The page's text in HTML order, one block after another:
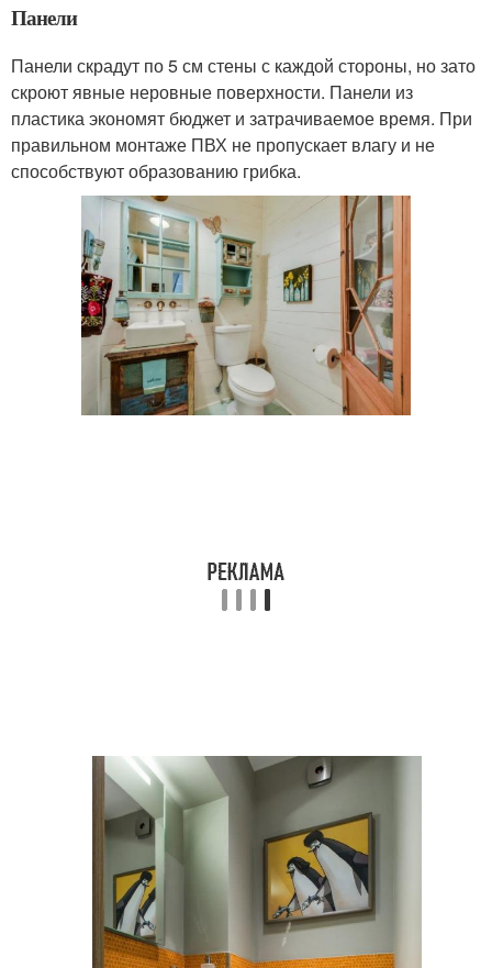
Панели
Панели скрадут по 5 см стены с каждой стороны, но зато
скроют явные неровные поверхности. Панели из
пластика экономят бюджет и затрачиваемое время. При
правильном монтаже ПВХ не пропускает влагу и не
способствуют образованию грибка.